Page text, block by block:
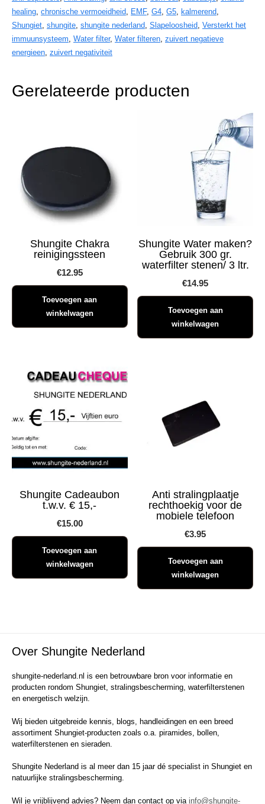
healing chronische vermoeidheid EMF, G4 G5 kalmerend
Shungiet shungite shungite nederland Slapeloosheid Versterkt het
immuunsysteem Water filter, Water filteren zuivert negatieve
energieen zuivert negativiteit
Gerelateerde producten
Shungite Chakra
reinigingssteen
€12.95
Toevoegen aan
winkelwagen
Shungite Water maken?
Gebruik 300 gr.
waterfilter stenen/ 3 ltr.
€14.95
Toevoegen aan
winkelwagen
Shungite Cadeaubon
t.w.v. € 15,-
€15.00
Toevoegen aan
winkelwagen
Anti stralingplaatje
rechthoekig voor de
mobiele telefoon
€3.95
Toevoegen aan
winkelwagen
Over Shungite Nederland
shungite-nederland.nl is een betrouwbare bron voor informatie en
producten rondom Shungiet, stralingsbescherming, waterfilterstenen
en energetisch welzijn.
Wij bieden uitgebreide kennis, blogs, handleidingen en een breed
assortiment Shungiet-producten zoals o.a. piramides, bollen,
waterfilterstenen en sieraden.
Shungite Nederland is al meer dan 15 jaar dé specialist in Shungiet en
natuurlijke stralingsbescherming.
Wil je vrijblijvend advies? Neem dan contact op via info@shungite-